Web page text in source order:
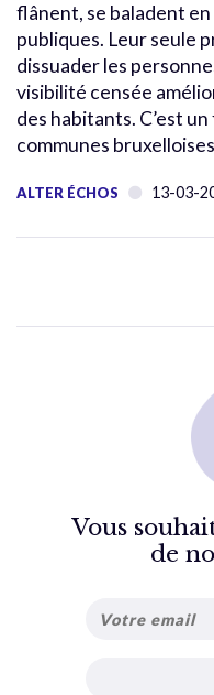
flânent, se baladent
publiques. Leur seule
dissuader les
visibilité censée
des habitants. C’est
communes
ALTER ÉCHOS 13-03-
Vous
de